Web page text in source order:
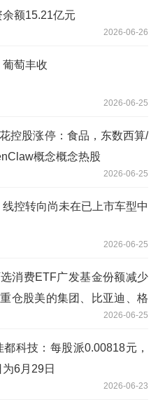
额15.21亿元
2026-06-26
萄丰收
2026-06-25
控股涨停：食品，东数西算/
概念概念热股
2026-06-25
控转向尚未在已上市车型中
2026-06-25
消费ETF广发基金份额减少
仓股美的集团、比亚迪、格
2026-06-25
都科技：每股派0.00818元，
6月29日
2026-06-23